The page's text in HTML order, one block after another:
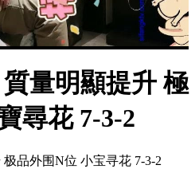
量明顯提升 極
尋花 7-3-2
品外围N位 小宝寻花 7-3-2